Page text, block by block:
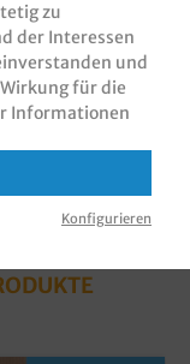
zu
der Interessen
und
für die
Informationen
Konfigurieren